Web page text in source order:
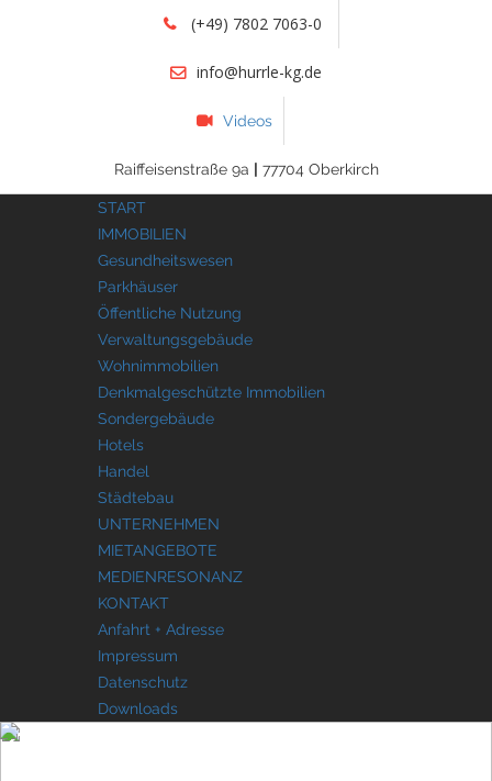
(+49) 7802 7063-0
info@hurrle-kg.de
Videos
Raiffeisenstraße 9a | 77704 Oberkirch
START
IMMOBILIEN
Gesundheitswesen
Parkhäuser
Öffentliche Nutzung
Verwaltungsgebäude
Wohnimmobilien
Denkmalgeschützte Immobilien
Sondergebäude
Hotels
Handel
Städtebau
UNTERNEHMEN
MIETANGEBOTE
MEDIENRESONANZ
KONTAKT
Anfahrt + Adresse
Impressum
Datenschutz
Downloads